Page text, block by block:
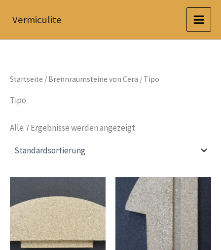
InhaltVermiculite
Startseite / Brennraumsteine von Cera / Tipo
Tipo
Alle 7 Ergebnisse werden angezeigt